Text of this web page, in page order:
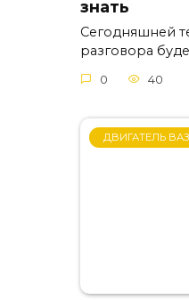
знать
Сегодняшней
разговора
0 40
ДВИГАТЕЛЬ ВАЗ